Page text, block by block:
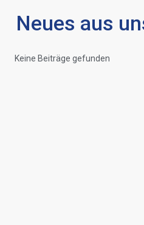
Neues aus
Keine Beiträge gefunden